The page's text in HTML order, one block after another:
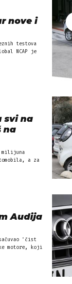
nove i
testova
NCAP je
svi na
na
milijuna
a za
Audija
'čist
motore, koji